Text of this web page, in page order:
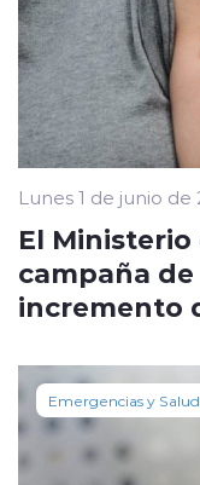
Lunes 1 de junio de
El
campaña
incremento
Emergencias y Salud